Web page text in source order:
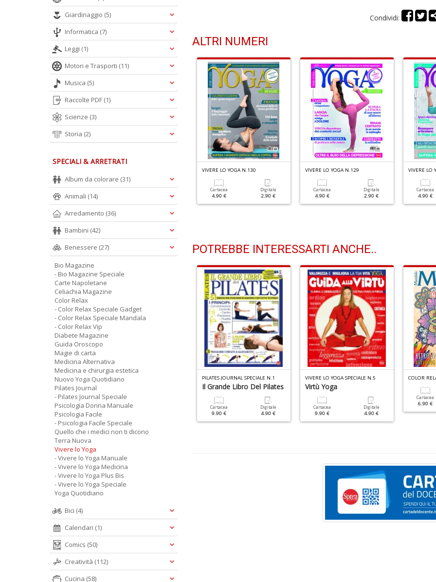
Condividi:
ALTRI NUMERI
Gli Ostacoli In
Digitale
2.90 €
Cuore Calmo, Vita Felice
4.90 €
Digitale
2.90 €
VIVERE LO YOGA N.130
Cartacea
4.90 €
Digitale
2.90 €
VIVERE LO YOGA N.129
Cartacea
4.90 €
Digitale
2.90 €
VIVERE LO
Cartacea
4.90 €
POTREBBE INTERESSARTI ANCHE..
Digitale
4.90 €
MAGIE DI CARTA N.8
Cartacea
PILATES JOURNAL SPECIALE N.1
Il Grande Libro Del Pilates
Cartacea
9.90 €
Digitale
4.90 €
VIVERE LO YOGA SPECIALE N.5
Virtù Yoga
Cartacea
9.90 €
Digitale
4.90 €
Cartacea
6.90 €
Giardinaggio (5)
Informatica (7)
Leggi (1)
Motori e Trasporti (11)
Musica (5)
Raccolte PDF (1)
Scienze (3)
Storia (2)
SPECIALI & ARRETRATI
Album da colorare (31)
Animali (14)
Arredamento (36)
Bambini (42)
Benessere (27)
Bio Magazine
- Bio Magazine Speciale
Carte Napoletane
Celiachia Magazine
Color Relax
- Color Relax Speciale Gadget
- Color Relax Speciale Mandala
- Color Relax Vip
Diabete Magazine
Guida Oroscopo
Magie di carta
Medicina Alternativa
Medicina e chirurgia estetica
Nuovo Yoga Quotidiano
Pilates Journal
- Pilates Journal Speciale
Psicologia Donna Manuale
Psicologia Facile
- Psicologia Facile Speciale
Quello che i medici non ti dicono
Terra Nuova
Vivere lo Yoga
- Vivere lo Yoga Manuale
- Vivere lo Yoga Medicina
- Vivere lo Yoga Plus Bis
- Vivere lo Yoga Speciale
Yoga Quotidiano
Bici (4)
Calendari (1)
Comics (50)
Creatività (112)
Cucina (58)